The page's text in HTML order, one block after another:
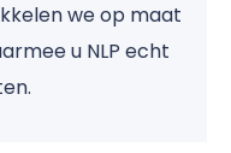
we op maat
u NLP echt